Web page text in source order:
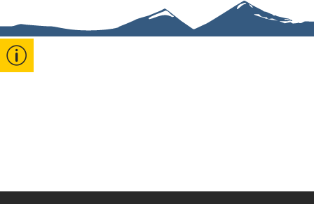
Gut zu wissen